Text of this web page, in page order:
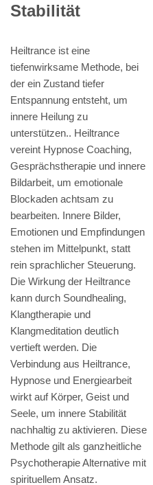
Stabilität
Heiltrance ist eine
tiefenwirksame Methode, bei
der ein Zustand tiefer
Entspannung entsteht, um
innere Heilung zu
unterstützen.. Heiltrance
vereint Hypnose Coaching,
Gesprächstherapie und innere
Bildarbeit, um emotionale
Blockaden achtsam zu
bearbeiten. Innere Bilder,
Emotionen und Empfindungen
stehen im Mittelpunkt, statt
rein sprachlicher Steuerung.
Die Wirkung der Heiltrance
kann durch Soundhealing,
Klangtherapie und
Klangmeditation deutlich
vertieft werden. Die
Verbindung aus Heiltrance,
Hypnose und Energiearbeit
wirkt auf Körper, Geist und
Seele, um innere Stabilität
nachhaltig zu aktivieren. Diese
Methode gilt als ganzheitliche
Psychotherapie Alternative mit
spirituellem Ansatz.